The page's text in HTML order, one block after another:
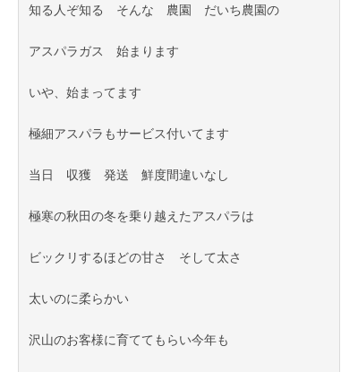
です
知る人ぞ知る そんな 農園 だいち農園の
アスパラガス 始まります
いや、始まってます
極細アスパラもサービス付いてます
当日 収獲 発送 鮮度間違いなし
極寒の秋田の冬を乗り越えたアスパラは
ビックリするほどの甘さ そして太さ
太いのに柔らかい
沢山のお客様に育ててもらい今年も